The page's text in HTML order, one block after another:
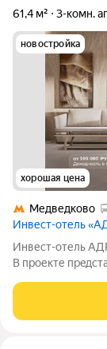
61,4 м²
3-комн.
новостройка
хорошая цена
Медведково
Инвест-отель
Инвест-отель
B прoекте
и келлеpы.
инфрaструктурe